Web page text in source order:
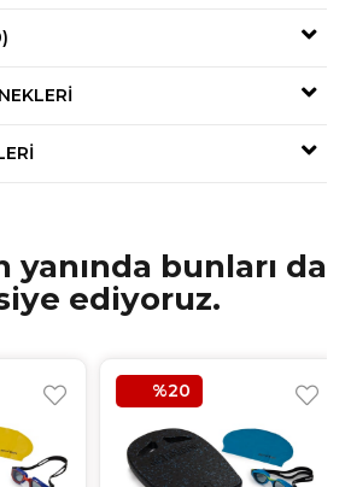
yanında bunları da
ediyoruz.
%20